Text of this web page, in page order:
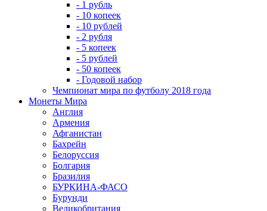
- 1 рубль
- 10 копеек
- 10 рублей
- 2 рубля
- 5 копеек
- 5 рублей
- 50 копеек
- Годовой набор
Чемпионат мира по футболу 2018 года
Монеты Мира
Англия
Армения
Афганистан
Бахрейн
Белоруссия
Болгария
Бразилия
БУРКИНА-ФАСО
Бурунди
Великобритания